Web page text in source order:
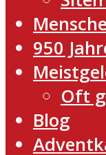
950
Oft
Blog